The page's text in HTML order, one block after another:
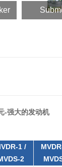
-强大的发动机
1 /
2